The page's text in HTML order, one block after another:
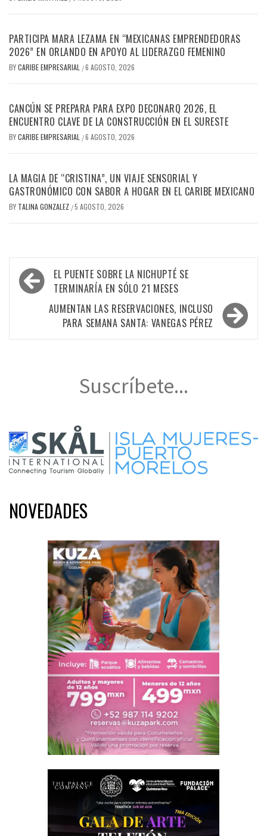
PARTICIPA MARA LEZAMA EN “MEXICANAS EMPRENDEDORAS
2026” EN ORLANDO EN APOYO AL LIDERAZGO FEMENINO
BYCARIBE EMPRESARIAL /6 AGOSTO, 2026
CANCÚN SE PREPARA PARA EXPO DECONARQ 2026, EL
ENCUENTRO CLAVE DE LA CONSTRUCCIÓN EN EL SURESTE
BYCARIBE EMPRESARIAL /6 AGOSTO, 2026
LA MAGIA DE “CRISTINA”, UN VIAJE SENSORIAL Y
GASTRONÓMICO CON SABOR A HOGAR EN EL CARIBE MEXICANO
BY TALINA GONZALEZ /5 AGOSTO, 2026
Navegación
de
entradas
EL PUENTE SOBRE LA NICHUPTÉ SE
TERMINARÍA EN SÓLO 21 MESES
AUMENTAN LAS RESERVACIONES, INCLUSO
PARA SEMANA SANTA: VANEGAS PÉREZ
Suscríbete...
NOVEDADES